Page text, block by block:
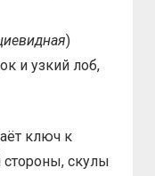
)
и узкий лоб,
ключ к
скулы